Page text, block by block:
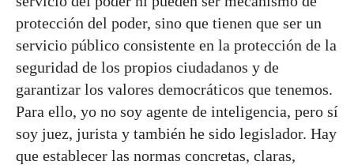
protección del poder, sino que tienen que ser un
servicio público consistente en la protección de la
seguridad de los propios ciudadanos y de
garantizar los valores democráticos que tenemos.
Para ello, yo no soy agente de inteligencia, pero sí
soy juez, jurista y también he sido legislador. Hay
que establecer las normas concretas, claras,